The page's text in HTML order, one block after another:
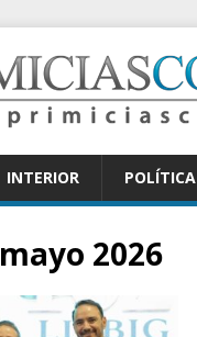
INTERIOR
mayo 2026